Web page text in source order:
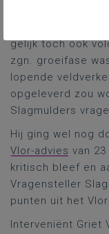
gelijk toch ook
zgn. groeifase
lopende
opgeleverd zou
Slagmulders
Hij ging wel nog
Vlor-advies van
kritisch bleef en
Vragensteller
punten uit het
Interveniënt Griet